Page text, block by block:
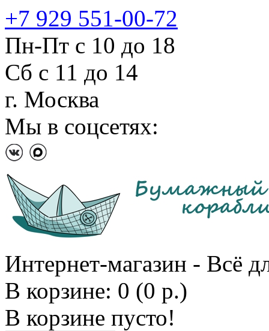
+7 929 551-00-72
Пн-Пт с 10 до 18
Сб с 11 до 14
г. Москва
Мы в соцсетях:
Интернет-магазин - Всё
В корзине: 0 (0 р.)
В корзине пусто!